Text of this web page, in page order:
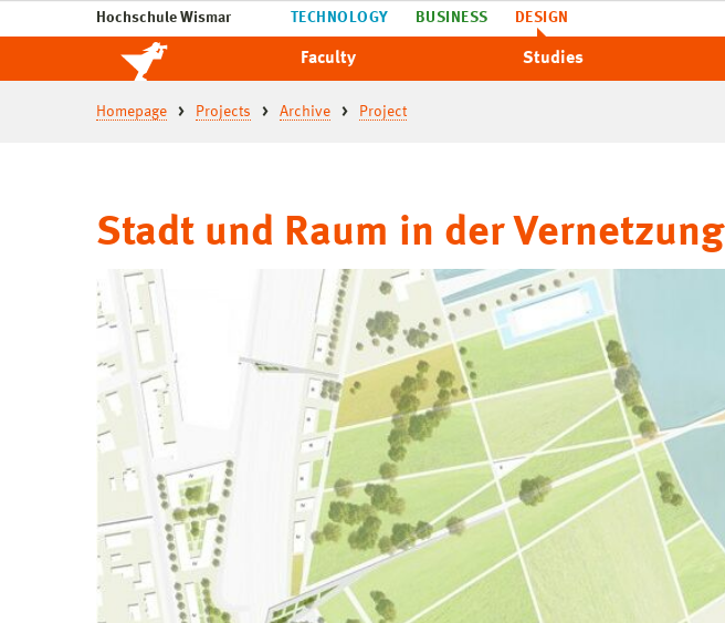
Hochschule Wismar TECHNOLOGY BUSINESS DESIGN
Faculty Studies
Homepage Projects Archive Project
Stadt und Raum in der Vernetzung